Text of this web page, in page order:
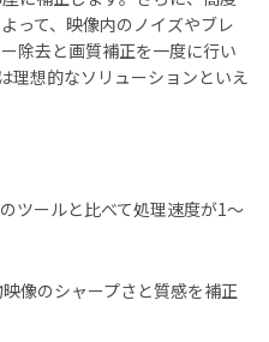
って、映像内のノイズやブレ
除去と画質補正を一度に行い
理想的なソリューションといえ
ツールと比べて処理速度が1～
像のシャープさと質感を補正